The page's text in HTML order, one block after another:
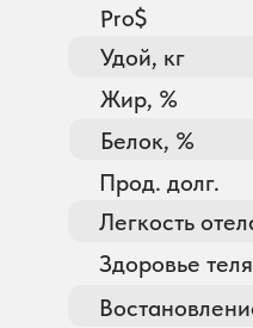
Здоровье
Легкость
Прод. долг.
Белок, %
Жир, %
Удой, кг
Pro$